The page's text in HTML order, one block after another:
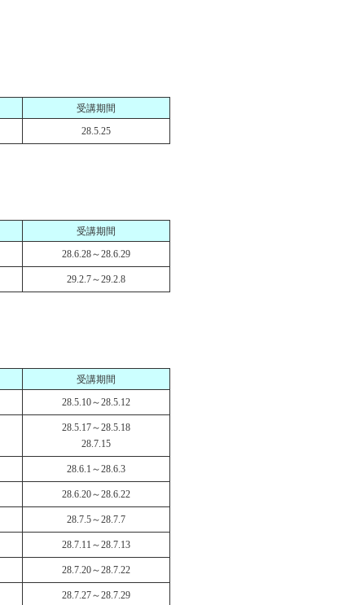
受講期間
28.5.25
受講期間
28.6.28～28.6.29
29.2.7～29.2.8
受講期間
28.5.10～28.5.12
28.5.17～28.5.18
28.7.15
28.6.1～28.6.3
28.6.20～28.6.22
28.7.5～28.7.7
28.7.11～28.7.13
28.7.20～28.7.22
28.7.27～28.7.29